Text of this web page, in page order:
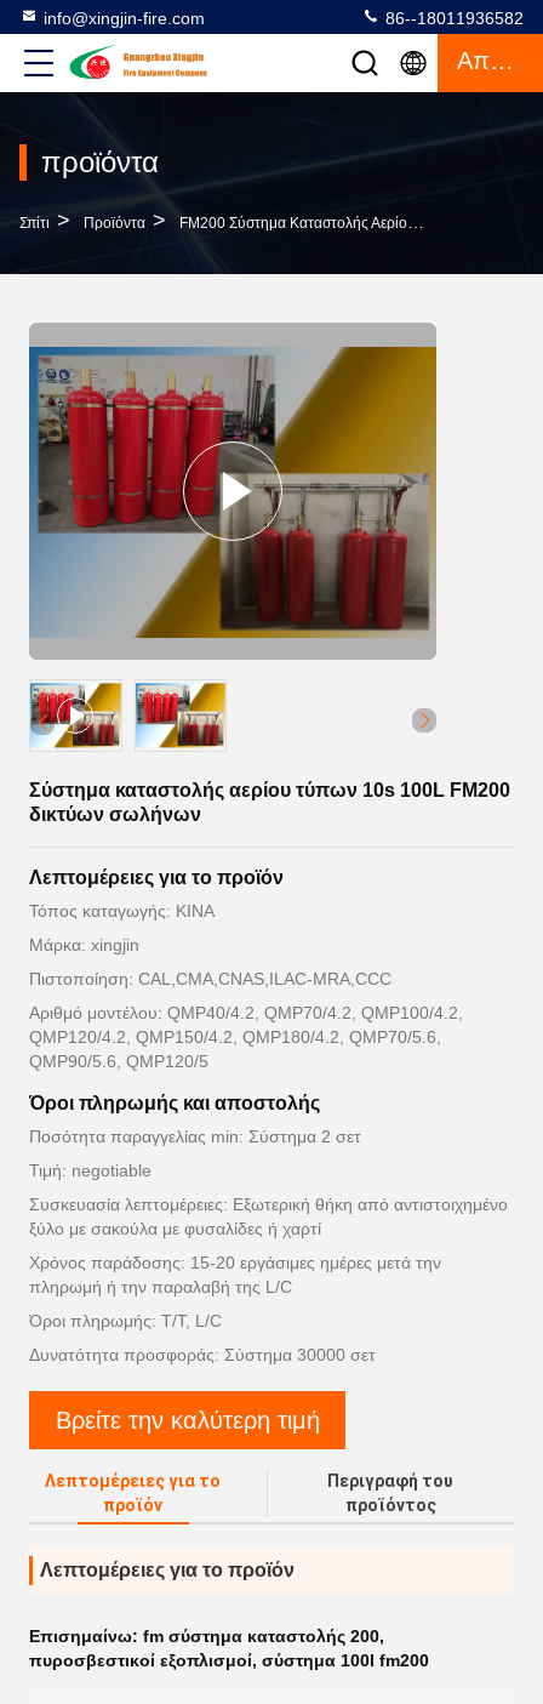
info@xingjin-fire.com 86--18011936582
Απόσπασμα
προϊόντα
Σπίτι > Προϊόντα > FM200 Σύστημα Καταστολής Αερίου
Σύστημα καταστολής αερίου τύπων 10s 100L FM200
δικτύων σωλήνων
Λεπτομέρειες για το προϊόν
Τόπος καταγωγής: ΚΙΝΑ
Μάρκα: xingjin
Πιστοποίηση: CAL,CMA,CNAS,ILAC-MRA,CCC
Αριθμό μοντέλου: QMP40/4.2, QMP70/4.2, QMP100/4.2,
QMP120/4.2, QMP150/4.2, QMP180/4.2, QMP70/5.6,
QMP90/5.6, QMP120/5
Όροι πληρωμής και αποστολής
Ποσότητα παραγγελίας min: Σύστημα 2 σετ
Τιμή: negotiable
Συσκευασία λεπτομέρειες: Εξωτερική θήκη από αντιστοιχημένο
ξύλο με σακούλα με φυσαλίδες ή χαρτί
Χρόνος παράδοσης: 15-20 εργάσιμες ημέρες μετά την
πληρωμή ή την παραλαβή της L/C
Όροι πληρωμής: T/T, L/C
Δυνατότητα προσφοράς: Σύστημα 30000 σετ
Βρείτε την καλύτερη τιμή
Λεπτομέρειες για το
προϊόν
Περιγραφή του
προϊόντος
Λεπτομέρειες για το προϊόν
Επισημαίνω: fm σύστημα καταστολής 200,
πυροσβεστικοί εξοπλισμοί, σύστημα 100l fm200